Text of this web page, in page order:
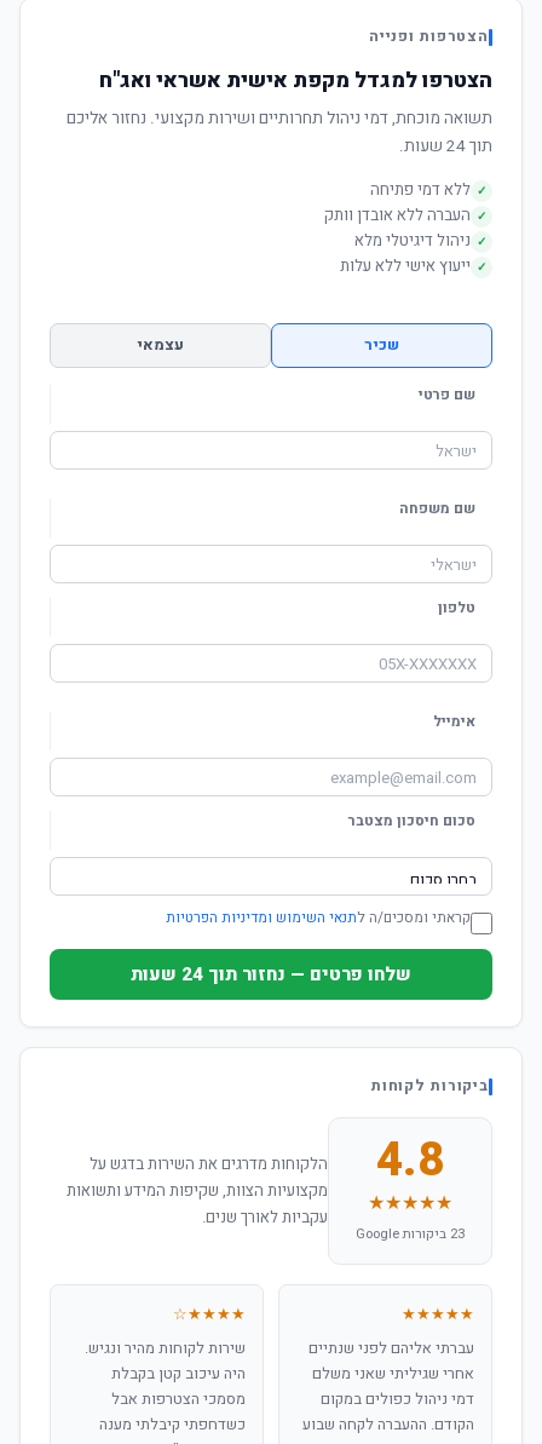
הצטרפות ופנייה
הצטרפו למגדל מקפת אישית אשראי ואג"ח
תשואה מוכחת, דמי ניהול תחרותיים ושירות מקצועי. נחזור אליכם
תוך 24 שעות.
✓ ללא דמי פתיחה
✓ העברה ללא אובדן וותק
✓ ניהול דיגיטלי מלא
✓ ייעוץ אישי ללא עלות
שכיר עצמאי
שם פרטי
שם משפחה
טלפון
אימייל
סכום חיסכון מצטבר
קראתי ומסכים/ה לתנאי השימוש ומדיניות הפרטיות
שלחו פרטים — נחזור תוך 24 שעות
ביקורות לקוחות
4.8
★★★★★
23 ביקורות Google
הלקוחות מדרגים את השירות בדגש על
מקצועיות הצוות, שקיפות המידע ותשואות
עקביות לאורך שנים.
★★★★★
עברתי אליהם לפני שנתיים
אחרי שגיליתי שאני משלם
דמי ניהול כפולים במקום
הקודם. ההעברה לקחה שבוע
★★★★☆
שירות לקוחות מהיר ונגיש.
היה עיכוב קטן בקבלת
מסמכי הצטרפות אבל
כשדחפתי קיבלתי מענה